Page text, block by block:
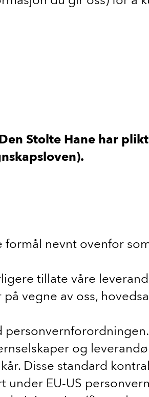
Stolte Hane har
nevnt ovenfor
tillate våre
vegne av oss,
og
Disse standard
EU-US